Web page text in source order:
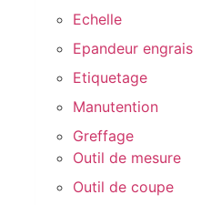
Echelle
Epandeur engrais
Etiquetage
Manutention
Greffage
Outil de mesure
Outil de coupe